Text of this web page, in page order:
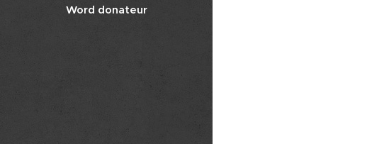
Word donateur